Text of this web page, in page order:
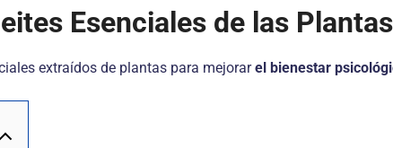
Esenciales de las Plantas
extraídos de plantas para mejorarel bienestar